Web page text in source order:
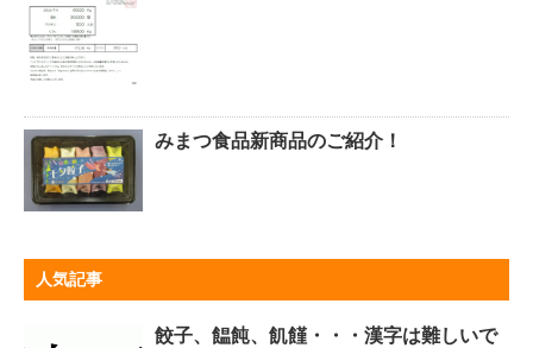
みまつ食品新商品のご紹介！
人気記事
餃子、饂飩、飢饉・・・漢字は難しいで